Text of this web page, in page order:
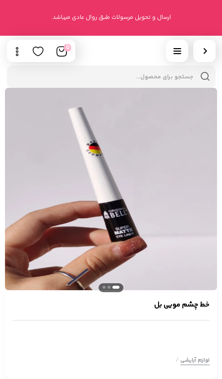
ارسال و تحویل مرسولات طبق روال عادی میباشد.
0
خط چشم مویی بل
لوازم آرایشی /